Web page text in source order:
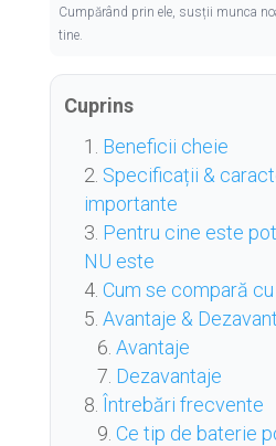
Cumpărând prin ele, susții munca
tine.
Cuprins
Beneficii cheie
Specificații &
importante
Pentru cine este
NU este
Cum se compară
Avantaje &
Avantaje
Dezavantaje
Întrebări frecvente
Ce tip de baterie